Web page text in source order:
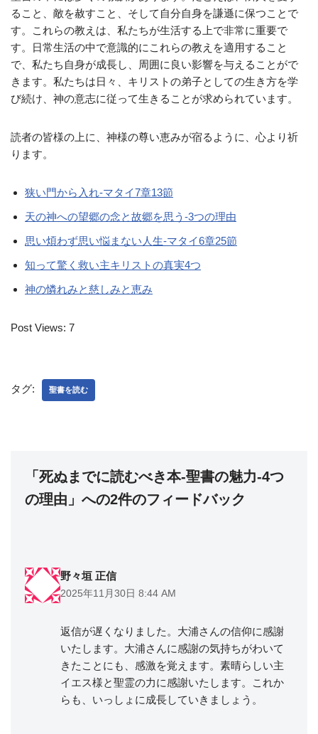
ること、敵を赦すこと、そして自分自身を謙遜に保つことで
す。これらの教えは、私たちが生活する上で非常に重要で
す。日常生活の中で意識的にこれらの教えを適用すること
で、私たち自身が成長し、周囲に良い影響を与えることがで
きます。私たちは日々、キリストの弟子としての生き方を学
び続け、神の意志に従って生きることが求められています。
読者の皆様の上に、神様の尊い恵みが宿るように、心より祈
ります。
狭い門から入れ-マタイ7章13節
天の神への望郷の念と故郷を思う-3つの理由
思い煩わず思い悩まない人生-マタイ6章25節
知って驚く救い主キリストの真実4つ
神の憐れみと慈しみと恵み
Post Views: 7
タグ: 聖書を読む
「死ぬまでに読むべき本-聖書の魅力-4つ
の理由」への2件のフィードバック
野々垣 正信
2025年11月30日 8:44 AM
返信が遅くなりました。大浦さんの信仰に感謝
いたします。大浦さんに感謝の気持ちがわいて
きたことにも、感激を覚えます。素晴らしい主
イエス様と聖霊の力に感謝いたします。これか
らも、いっしょに成長していきましょう。